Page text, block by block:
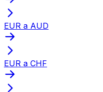
EUR a AUD
EUR a CHF